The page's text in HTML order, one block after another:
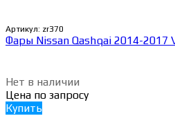
Артикул: zr370
Фары Nissan Qashqai 2014-2017
Нет в наличии
Цена по запросу
Купить